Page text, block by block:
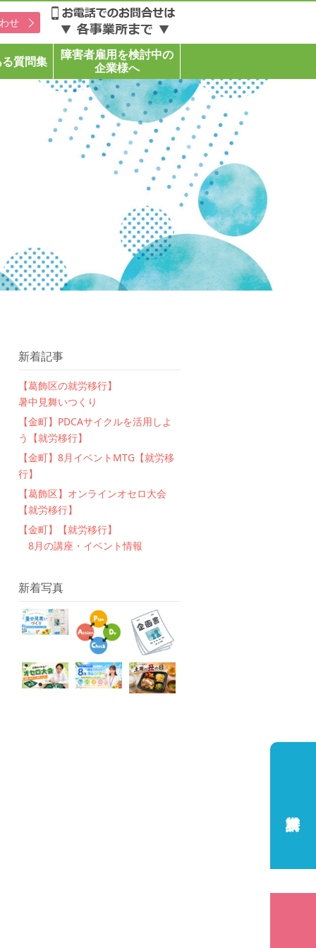
せ
質問集
障害者雇用を検討中の
企業様へ
新着記事
【葛飾区の就労移行】
暑中見舞いつくり
【金町】PDCAサイクルを活用しよ
う【就労移行】
【金町】8月イベントMTG【就労移
行】
【葛飾区】オンラインオセロ大会
【就労移行】
【金町】【就労移行】
8月の講座・イベント情報
新着写真